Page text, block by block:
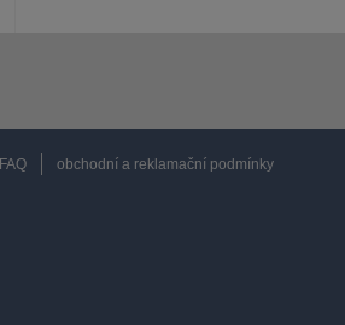
FAQ obchodní a reklamační podmínky